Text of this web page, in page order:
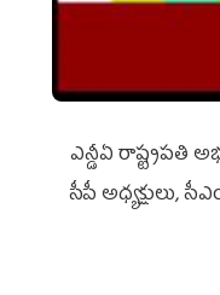
ఎన్డీఏ రాష్ట్ర‌ప‌తి
సీపీ అధ్య‌క్షులు,